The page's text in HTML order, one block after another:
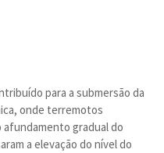
para a submersão da
onde terremotos
gradual do
a elevação do nível do